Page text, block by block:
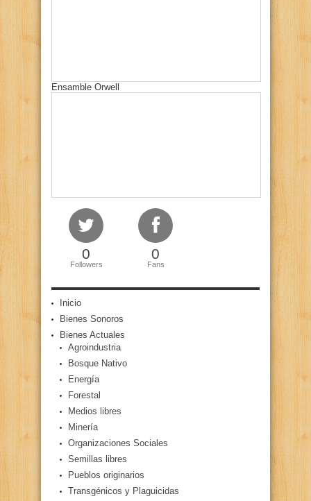
Ensamble Orwell
0
Followers
0
Fans
Inicio
Bienes Sonoros
Bienes Actuales
Agroindustria
Bosque Nativo
Energía
Forestal
Medios libres
Minería
Organizaciones Sociales
Semillas libres
Pueblos originarios
Transgénicos y Plaguicidas